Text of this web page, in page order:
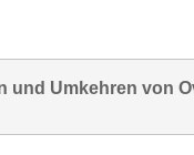
und Umkehren von